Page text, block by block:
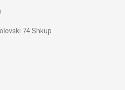
74 Shkup